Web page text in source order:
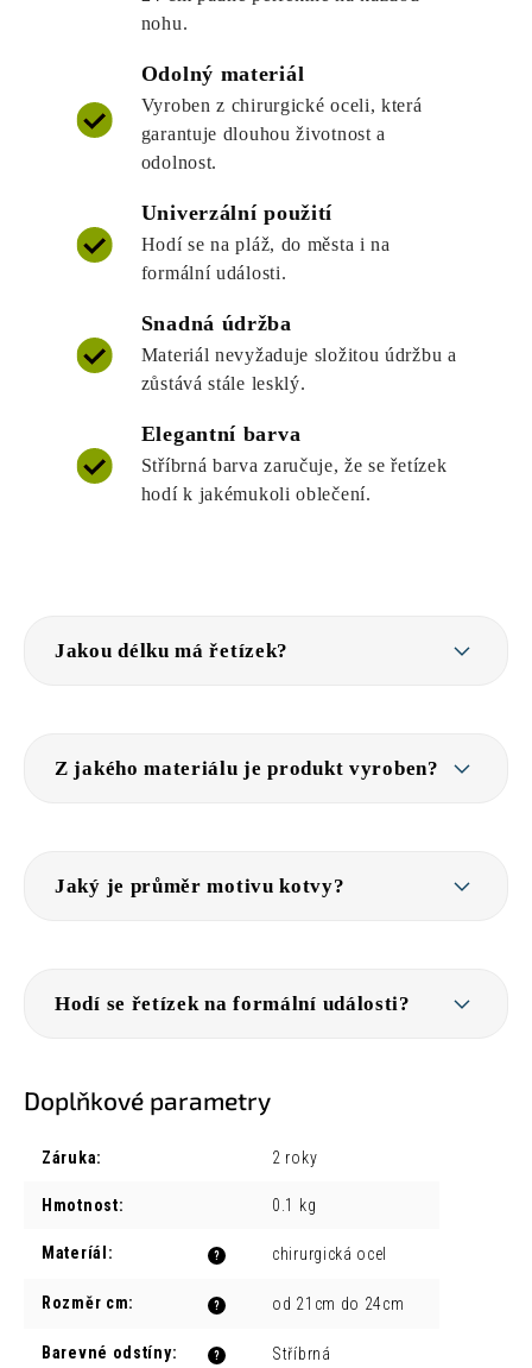
nohu.
Odolný materiál
Vyroben z chirurgické oceli, která
garantuje dlouhou životnost a
odolnost.
Univerzální použití
Hodí se na pláž, do města i na
formální události.
Snadná údržba
Materiál nevyžaduje složitou údržbu a
zůstává stále lesklý.
Elegantní barva
Stříbrná barva zaručuje, že se řetízek
hodí k jakémukoli oblečení.
Jakou délku má řetízek?
Z jakého materiálu je produkt vyroben?
Jaký je průměr motivu kotvy?
Hodí se řetízek na formální události?
Doplňkové parametry
Záruka: 2 roky
Hmotnost: 0.1 kg
?
Materíál : chirurgická ocel
?
Rozměr cm: od 21cm do 24cm
?
Barevné odstíny: Stříbrná